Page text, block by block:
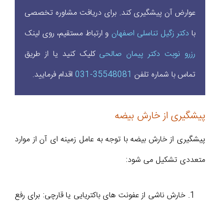
عوارض آن پیشگیری کند. برای دریافت مشاوره تخصصی
با دکتر زگیل تناسلی اصفهان و ارتباط مستقیم، روی لینک
رزرو نوبت دکتر پیمان صالحی کلیک کنید یا از طریق
تماس با شماره تلفن 35548081-031 اقدام فرمایید.
پیشگیری از خارش بیضه
پیشگیری از خارش بیضه با توجه به عامل زمینه ای آن از موارد
متعددی تشکیل می شود:
خارش ناشی از عفونت های باکتریایی یا قارچی: برای رفع